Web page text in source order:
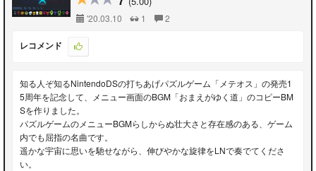
'20.03.10 1 2
レコメンド
知る人ぞ知るNintendoDSの打ちあげパズルゲーム「メテオス」の発売1
5周年を記念して、メニュー画面のBGM「おまえがゆく道」のコピーBM
Sを作りました。
パズルゲームのメニューBGMらしからぬ壮大さと存在感のある、ゲーム
内でも屈指の名曲です。
遥かな宇宙に思いを馳せながら、伸びやかな旋律をLNで奏でてくださ
い。